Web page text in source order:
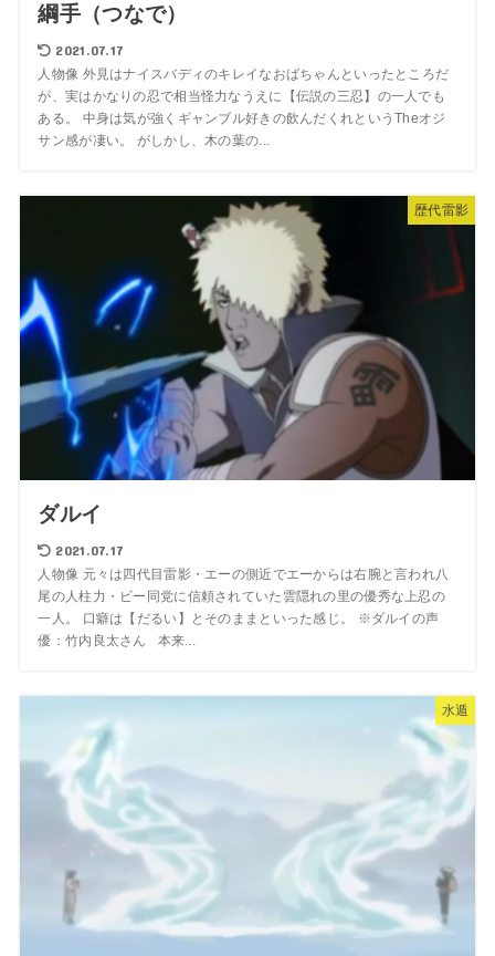
綱手（つなで）
2021.07.17
人物像 外見はナイスバディのキレイなおばちゃんといったところだ
が、実はかなりの忍で相当怪力なうえに【伝説の三忍】の一人でも
ある。 中身は気が強くギャンブル好きの飲んだくれというTheオジ
サン感が凄い。 がしかし、木の葉の...
歴代雷影
ダルイ
2021.07.17
人物像 元々は四代目雷影・エーの側近でエーからは右腕と言われ八
尾の人柱力・ビー同党に信頼されていた雲隠れの里の優秀な上忍の
一人。 口癖は【だるい】とそのままといった感じ。 ※ダルイの声
優：竹内良太さん 本来...
水遁